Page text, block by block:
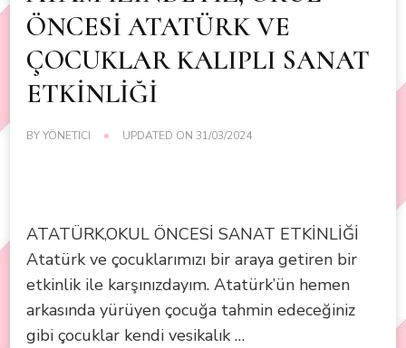
ÖNCESİ ATATÜRK VE
ÇOCUKLAR KALIPLI SANAT
ETKİNLİĞİ
BYYÖNETICI UPDATED ON 31/03/2024
ATATÜRK,OKUL ÖNCESİ SANAT ETKİNLİĞİ
Atatürk ve çocuklarımızı bir araya getiren bir
etkinlik ile karşınızdayım. Atatürk’ün hemen
arkasında yürüyen çocuğa tahmin edeceğiniz
gibi çocuklar kendi vesikalık …